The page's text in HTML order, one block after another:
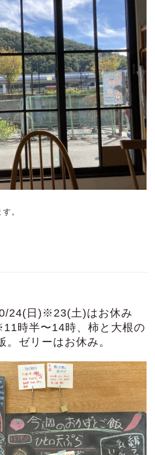
。
24(日)※23(土)はお休み
時半〜14時、柿と大根の
。ゼリーはお休み。